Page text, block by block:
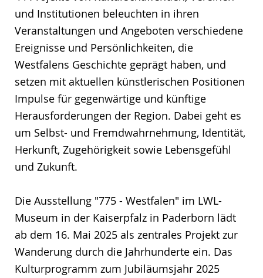
und Institutionen beleuchten in ihren
Veranstaltungen und Angeboten verschiedene
Ereignisse und Persönlichkeiten, die
Westfalens Geschichte geprägt haben, und
setzen mit aktuellen künstlerischen Positionen
Impulse für gegenwärtige und künftige
Herausforderungen der Region. Dabei geht es
um Selbst- und Fremdwahrnehmung, Identität,
Herkunft, Zugehörigkeit sowie Lebensgefühl
und Zukunft.
Die Ausstellung "775 - Westfalen" im LWL-
Museum in der Kaiserpfalz in Paderborn lädt
ab dem 16. Mai 2025 als zentrales Projekt zur
Wanderung durch die Jahrhunderte ein. Das
Kulturprogramm zum Jubiläumsjahr 2025